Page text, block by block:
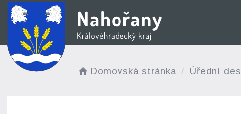
Domovská stránka Úřední